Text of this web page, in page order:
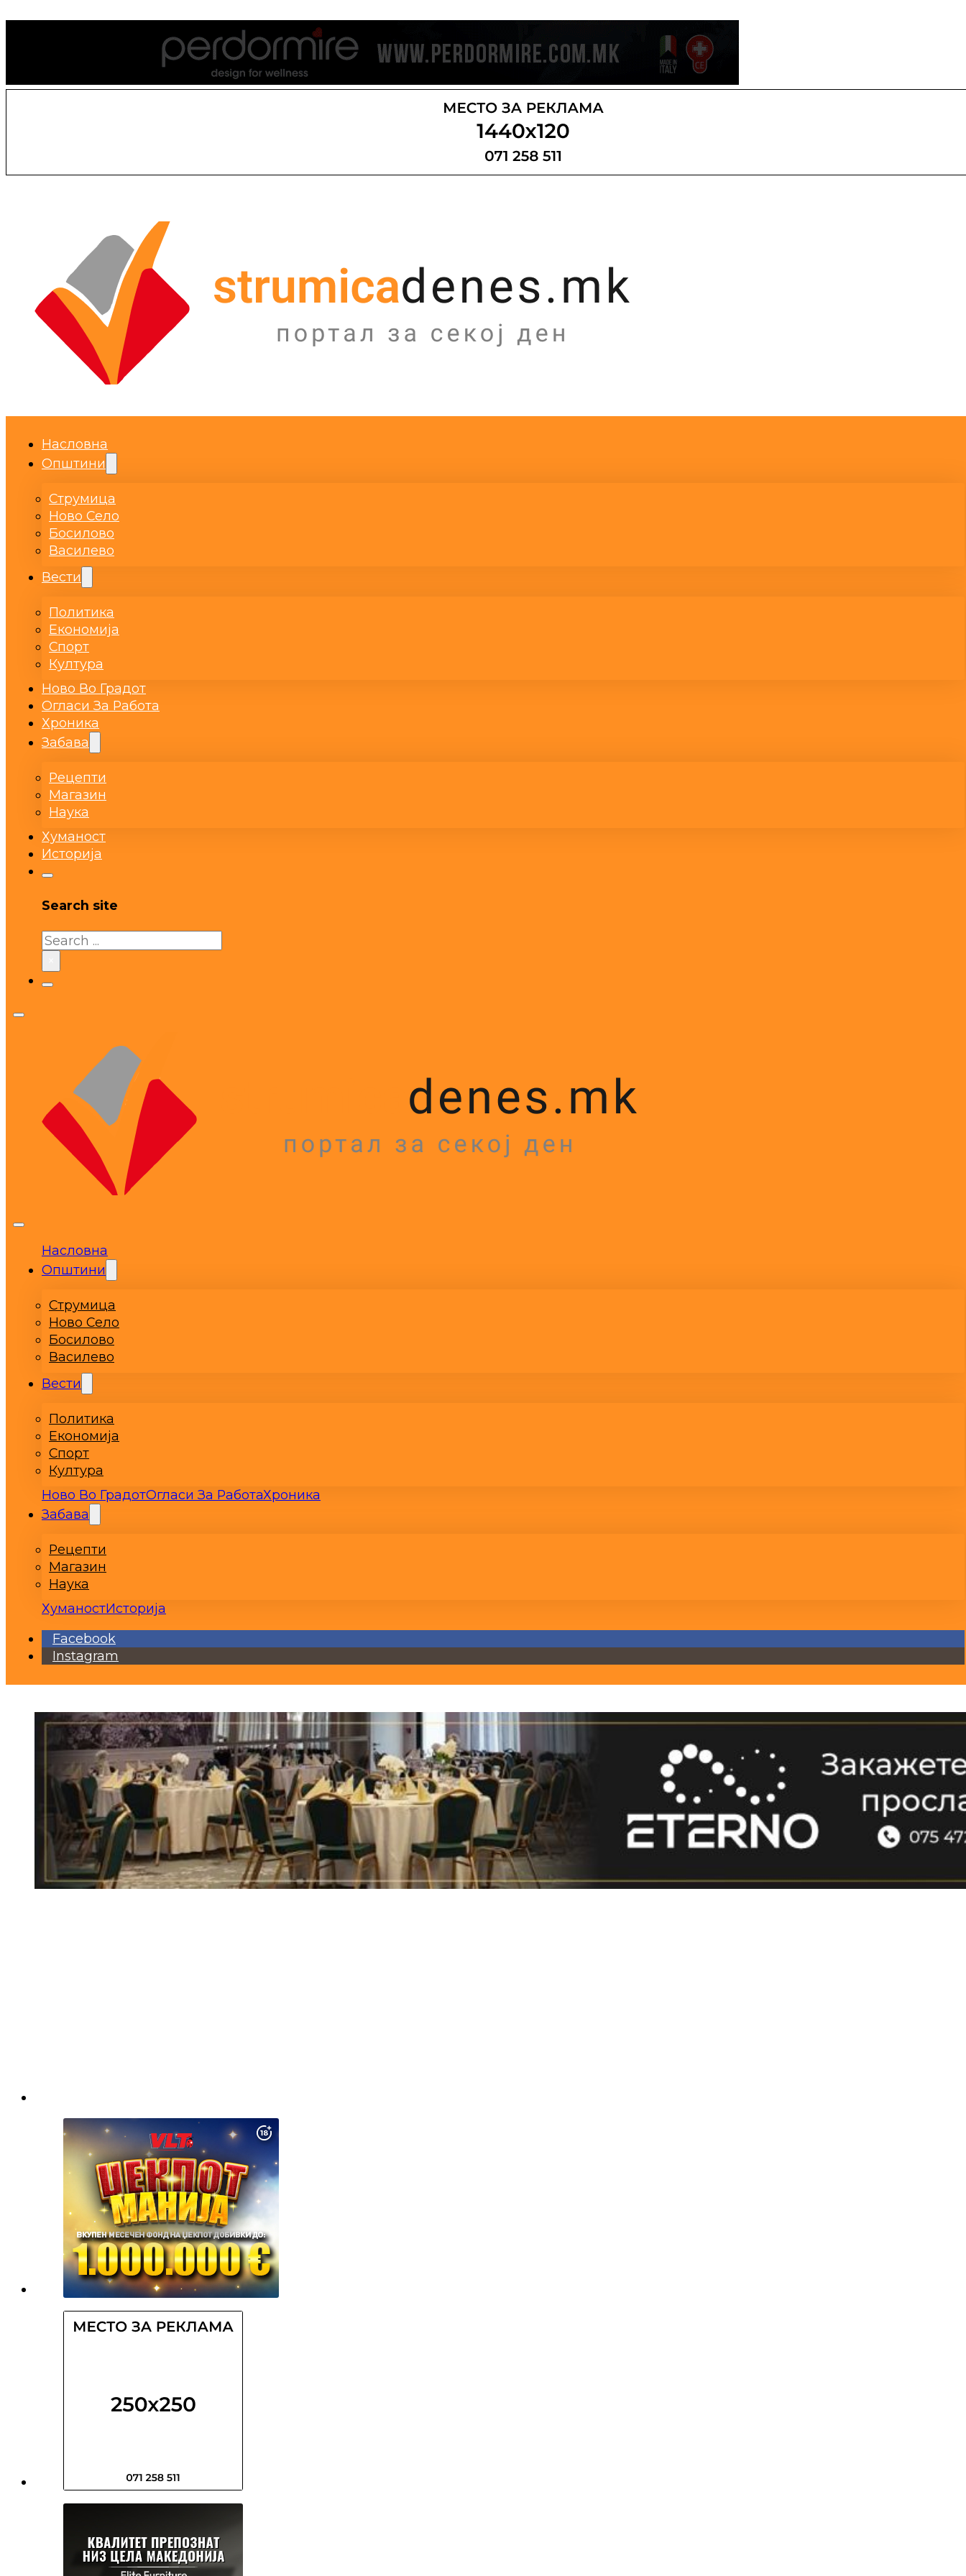
Насловна
Општини
Струмица
Ново Село
Босилово
Василево
Вести
Политика
Економија
Спорт
Култура
Ново Во Градот
Огласи За Работа
Хроника
Забава
Рецепти
Магазин
Наука
Хуманост
Историја
Search site
Search
Насловна
Општини
Струмица
Ново Село
Босилово
Василево
Вести
Политика
Економија
Спорт
Култура
Ново Во ГрадотОгласи За РаботаХроника
Забава
Рецепти
Магазин
Наука
ХуманостИсторија
Facebook
Instagram